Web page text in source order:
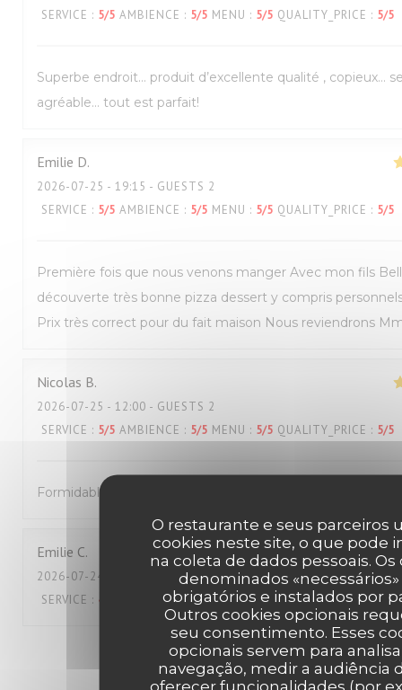
O restaurante e seus parceiros
cookies neste site, o que pode
na coleta de dados pessoais. Os
denominados «necessários»
obrigatórios e instalados por
Outros cookies opcionais
seu consentimento. Esses
opcionais servem para
navegação, medir a audiência
oferecer funcionalidades (por
SERVICE : 5/5 AMBIENCE : 5/5 MENU : 5/5 QUALITY_PRICE : 5/5
Superbe endroit… produit d’excellente qualité , copieux…
agréable… tout est parfait!
Emilie D
2026-07-25 - 19:15 - GUESTS 2
SERVICE : 5/5 AMBIENCE : 5/5 MENU : 5/5 QUALITY_PRICE : 5/5
Première fois que nous venons manger Avec mon fils
découverte très bonne pizza dessert y compris
Prix très correct pour du fait maison Nous reviendrons
Nicolas B
2026-07-25 - 12:00 - GUESTS 2
SERVICE : 5/5 AMBIENCE : 5/5 MENU : 5/5 QUALITY_PRICE : 5/5
Formidable !
Emilie C
2026-07-24
- 19:45 - GUESTS 2
SERVICE : 4 AMBIENCE: 5/5 MENU: 4/5 QUALITY_PRICE: 3/5
1 2 3